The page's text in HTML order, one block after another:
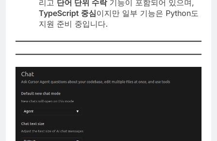
리고 단어 단위 수락기능이 포함되어 있으며,
TypeScript 중심이지만 일부 기능은 Python도
지원 준비 중입니다.